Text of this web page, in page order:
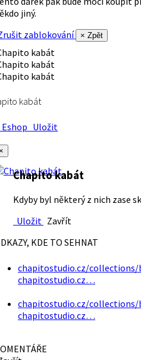
jiný.
zablokování
× Zpět
kabát
Uložit
Chapito kabát
Kdyby byl některý z nich zase
Uložit Zavřít
KDE TO SEHNAT
chapitostudio.cz/
chapitostudio.cz…
chapitostudio.cz/
chapitostudio.cz…